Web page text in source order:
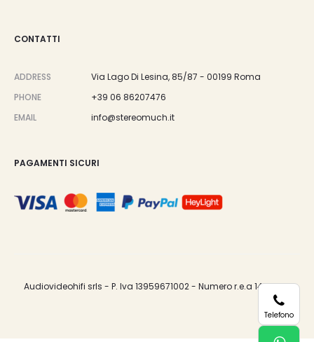
CONTATTI
ADDRESS
Via Lago Di Lesina, 85/87 - 00199 Roma
PHONE
+39 06 86207476
EMAIL
info@stereomuch.it
PAGAMENTI SICURI
Audiovideohifi srls - P. Iva 13959671002 - Numero r.e.a 1487033.
Telefono